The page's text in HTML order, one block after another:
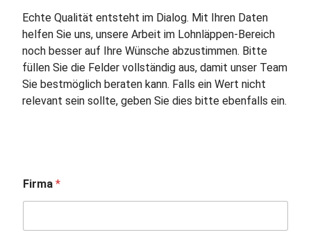
Echte Qualität entsteht im Dialog. Mit Ihren Daten
helfen Sie uns, unsere Arbeit im Lohnläppen-Bereich
noch besser auf Ihre Wünsche abzustimmen. Bitte
füllen Sie die Felder vollständig aus, damit unser Team
Sie bestmöglich beraten kann. Falls ein Wert nicht
relevant sein sollte, geben Sie dies bitte ebenfalls ein.
Firma *